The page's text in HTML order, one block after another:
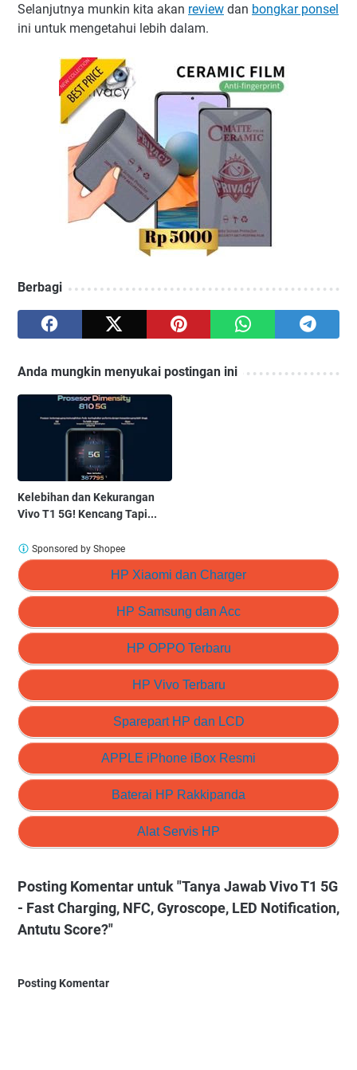
Selanjutnya munkin kita akan review dan bongkar ponsel
ini untuk mengetahui lebih dalam.
Berbagi
Anda mungkin menyukai postingan ini
Kelebihan dan Kekurangan
Vivo T1 5G! Kencang Tapi...
HP Xiaomi dan Charger
HP Samsung dan Acc
HP OPPO Terbaru
HP Vivo Terbaru
Sparepart HP dan LCD
APPLE iPhone iBox Resmi
Baterai HP Rakkipanda
Alat Servis HP
Sponsored by Shopee
Posting Komentar untuk "Tanya Jawab Vivo T1 5G
- Fast Charging, NFC, Gyroscope, LED Notification,
Antutu Score?"
Posting Komentar